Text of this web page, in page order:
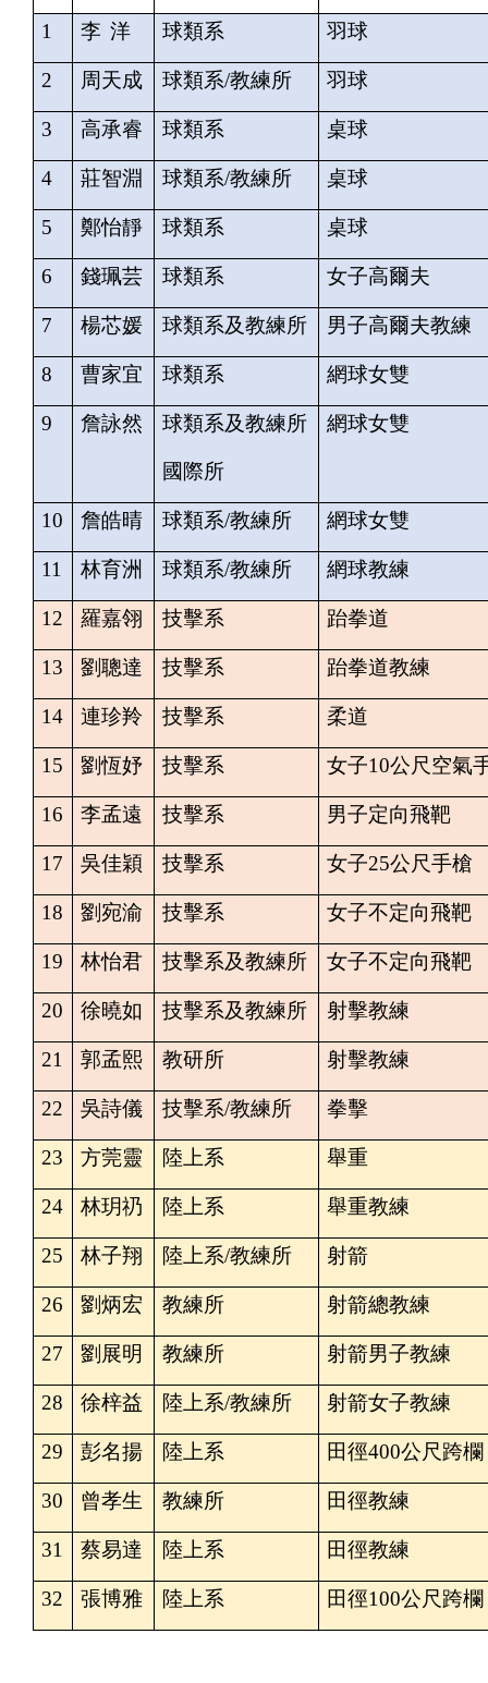
1 李 洋 球類系 羽球
2 周天成 球類系/教練所 羽球
3 高承睿 球類系 桌球
4 莊智淵 球類系/教練所 桌球
5 鄭怡靜 球類系 桌球
6 錢珮芸 球類系 女子高爾夫
7 楊芯媛 球類系及教練所 男子高爾夫教練
8 曹家宜 球類系 網球女雙
9 詹詠然 球類系及教練所
國際所
網球女雙
10 詹皓晴 球類系/教練所 網球女雙
11 林育洲 球類系/教練所 網球教練
12 羅嘉翎 技擊系 跆拳道
13 劉聰達 技擊系 跆拳道教練
14 連珍羚 技擊系 柔道
15 劉恆妤 技擊系 女子10公尺空氣
16 李孟遠 技擊系 男子定向飛靶
17 吳佳穎 技擊系 女子25公尺手槍
18 劉宛渝 技擊系 女子不定向飛靶
19 林怡君 技擊系及教練所 女子不定向飛靶
20 徐曉如 技擊系及教練所 射擊教練
21 郭孟熙 教研所 射擊教練
22 吳詩儀 技擊系/教練所 拳擊
23 方莞靈 陸上系 舉重
24 林玥礽 陸上系 舉重教練
25 林子翔 陸上系/教練所 射箭
26 劉炳宏 教練所 射箭總教練
27 劉展明 教練所 射箭男子教練
28 徐梓益 陸上系/教練所 射箭女子教練
29 彭名揚 陸上系 田徑400公尺跨欄
30 曾孝生 教練所 田徑教練
31 蔡易達 陸上系 田徑教練
32 張博雅 陸上系 田徑100公尺跨欄